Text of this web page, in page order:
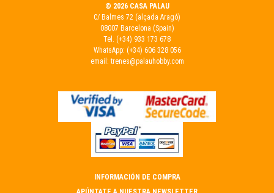
© 2026 CASA PALAU
C/ Balmes 72 (alçada Aragó)
08007 Barcelona (Spain)
Tel. (+34) 933 173 678
WhatsApp: (+34) 606 328 056
email: trenes@palauhobby.com
INFORMACIÓN DE COMPRA